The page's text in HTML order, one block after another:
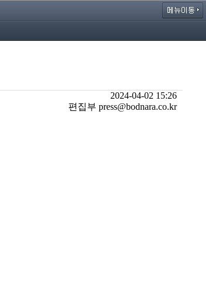
2024-04-02 15:26
편집부 press@bodnara.co.kr